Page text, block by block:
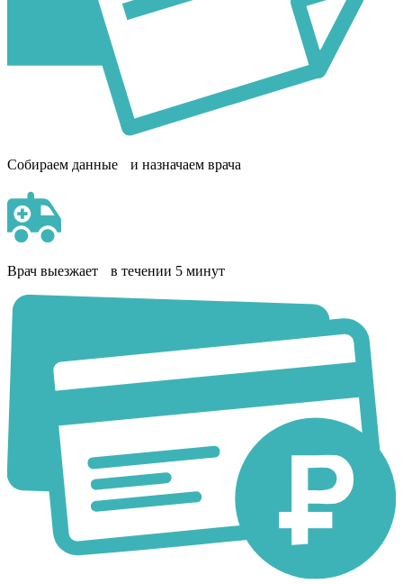
Собираем данные и назначаем врача
Врач выезжает в течении 5 минут